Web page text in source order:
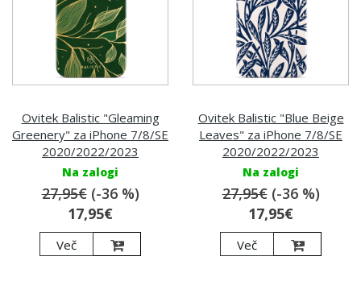
Ovitek Balistic "Gleaming
Greenery" za iPhone 7/8/SE
2020/2022/2023
Na zalogi
27,95€(-36 %)
17,95€
Več
Ovitek Balistic "Blue Beige
Leaves" za iPhone 7/8/SE
2020/2022/2023
Na zalogi
27,95€(-36 %)
17,95€
Več